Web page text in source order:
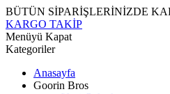
BÜTÜN SİPARİŞLERİNİZDE
KARGO TAKİP
Menüyü Kapat
Kategoriler
Anasayfa
Goorin Bros